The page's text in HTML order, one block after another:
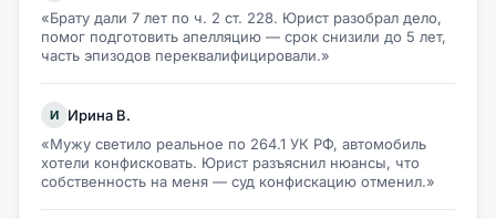
«Брату дали 7 лет по ч. 2 ст. 228. Юрист разобрал дело,
помог подготовить апелляцию — срок снизили до 5 лет,
часть эпизодов переквалифицировали.»
И
Ирина В.
«Мужу светило реальное по 264.1 УК РФ, автомобиль
хотели конфисковать. Юрист разъяснил нюансы, что
собственность на меня — суд конфискацию отменил.»